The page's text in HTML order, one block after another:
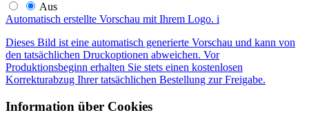
Aus
Automatisch erstellte Vorschau mit Ihrem Logo. i
Dieses Bild ist eine automatisch generierte Vorschau und kann von
den tatsächlichen Druckoptionen abweichen. Vor
Produktionsbeginn erhalten Sie stets einen kostenlosen
Korrekturabzug Ihrer tatsächlichen Bestellung zur Freigabe.
Information über Cookies